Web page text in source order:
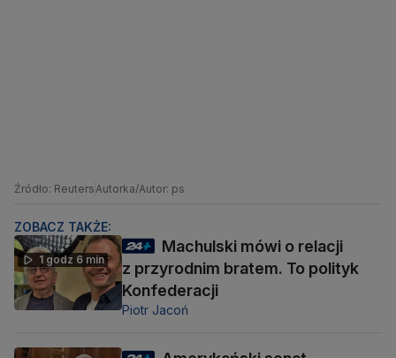
Źródło: ReutersAutorka/Autor: ps
ZOBACZ TAKŻE:
1 godz 6 min
Machulski mówi o relacji
z przyrodnim bratem. To polityk
Konfederacji
Piotr Jacoń